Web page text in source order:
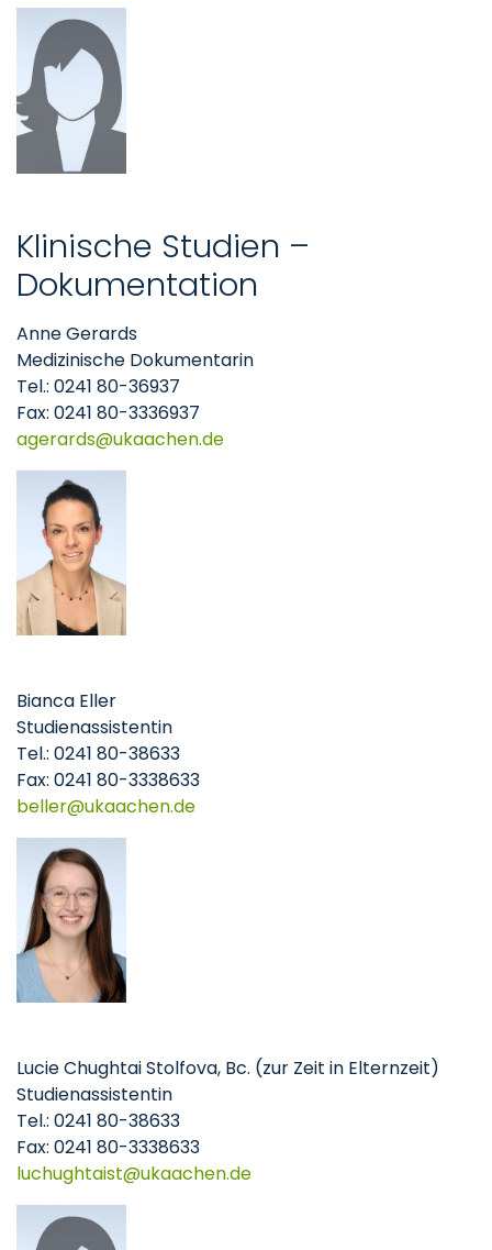
Klinische Studien –
Dokumentation
Anne Gerards
Medizinische Dokumentarin
Tel.: 0241 80-36937
Fax: 0241 80-3336937
agerards
ukaachende
Bianca Eller
Studienassistentin
Tel.: 0241 80-38633
Fax: 0241 80-3338633
beller
ukaachende
Lucie Chughtai Stolfova, Bc. (zur Zeit in Elternzeit)
Studienassistentin
Tel.: 0241 80-38633
Fax: 0241 80-3338633
luchughtaist
ukaachende